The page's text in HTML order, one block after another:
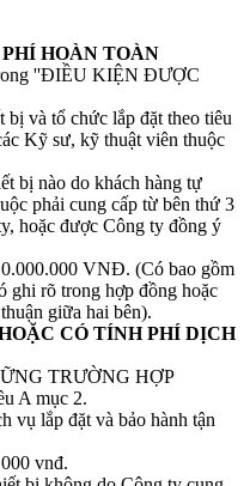
HOÀN TOÀN
''ĐIỀU KIỆN ĐƯỢC
và tổ chức lắp đặt theo tiêu
Kỹ sư, kỹ thuật viên thuộc
bị nào do khách hàng tự
phải cung cấp từ bên thứ 3
hoặc được Công ty đồng ý
VNĐ. (Có bao gồm
ghi rõ trong hợp đồng hoặc
giữa hai bên).
CÓ TÍNH PHÍ DỊCH
TRƯỜNG HỢP
A mục 2.
vụ lắp đặt và bảo hành tận
vnđ.